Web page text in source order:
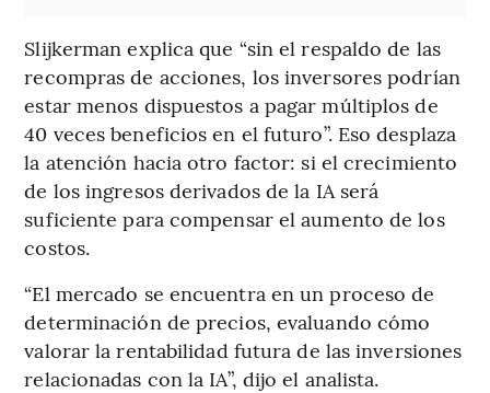
Slijkerman explica que “sin el respaldo de las
recompras de acciones, los inversores podrían
estar menos dispuestos a pagar múltiplos de
40 veces beneficios en el futuro”. Eso desplaza
la atención hacia otro factor: si el crecimiento
de los ingresos derivados de la IA será
suficiente para compensar el aumento de los
costos.
“El mercado se encuentra en un proceso de
determinación de precios, evaluando cómo
valorar la rentabilidad futura de las inversiones
relacionadas con la IA”, dijo el analista.